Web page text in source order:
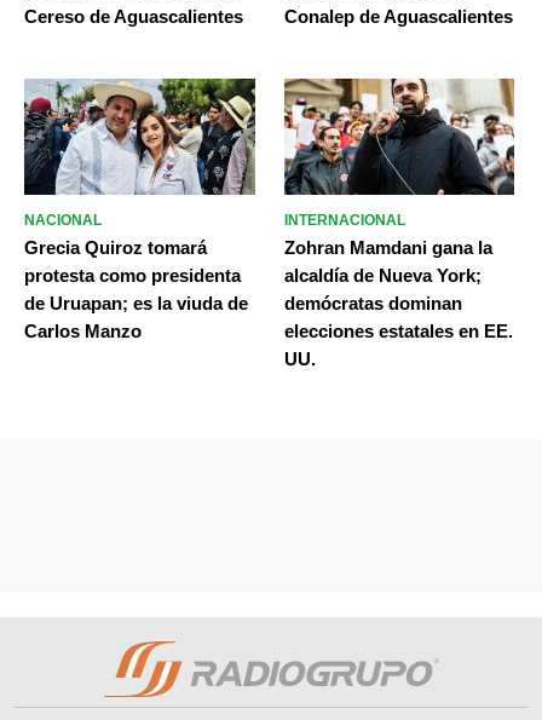
Cereso de Aguascalientes
Conalep de Aguascalientes
NACIONAL
Grecia Quiroz tomará
protesta como presidenta
de Uruapan; es la viuda de
Carlos Manzo
INTERNACIONAL
Zohran Mamdani gana la
alcaldía de Nueva York;
demócratas dominan
elecciones estatales en EE.
UU.